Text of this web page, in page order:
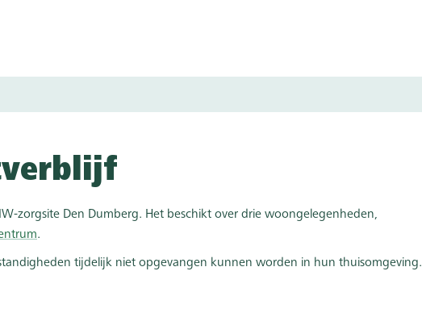
zorgsite Den Dumberg. Het beschikt over drie woongelegenheden,
.
tijdelijk niet opgevangen kunnen worden in hun thuisomgeving.